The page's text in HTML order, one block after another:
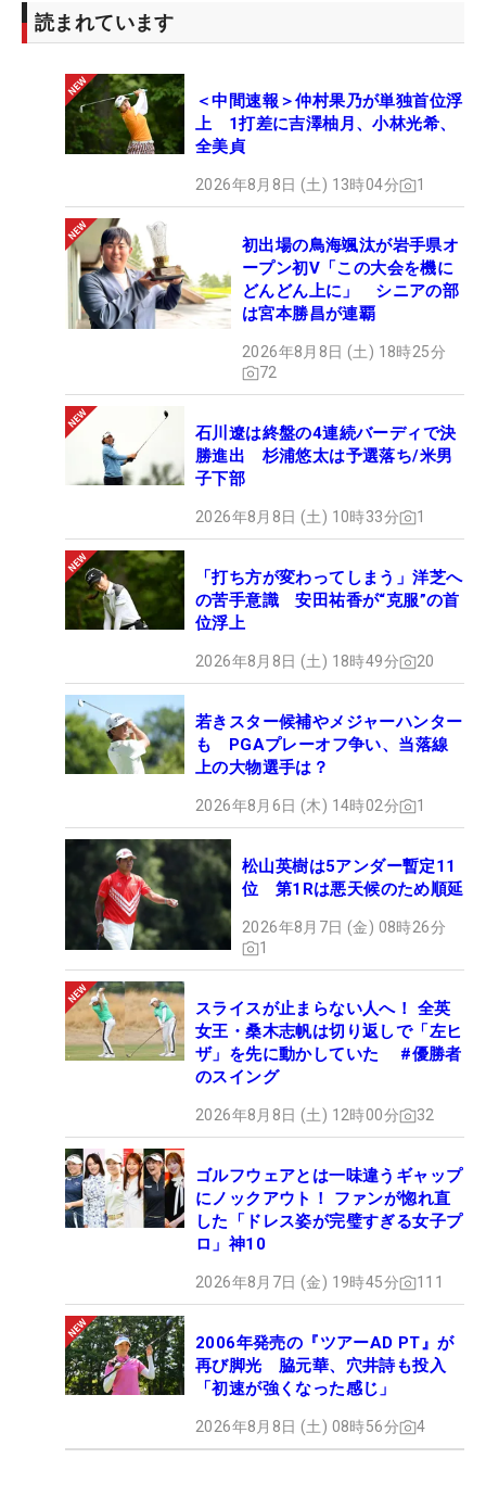
読まれています
＜中間速報＞仲村果乃が単独首位浮
上 1打差に吉澤柚月、小林光希、
全美貞
2026年8月8日 (土) 13時04分 1
初出場の鳥海颯汰が岩手県オ
ープン初V「この大会を機に
どんどん上に」 シニアの部
は宮本勝昌が連覇
2026年8月8日 (土) 18時25分
72
石川遼は終盤の4連続バーディで決
勝進出 杉浦悠太は予選落ち/米男
子下部
2026年8月8日 (土) 10時33分 1
「打ち方が変わってしまう」洋芝へ
の苦手意識 安田祐香が“克服”の首
位浮上
2026年8月8日 (土) 18時49分 20
若きスター候補やメジャーハンター
も PGAプレーオフ争い、当落線
上の大物選手は？
2026年8月6日 (木) 14時02分 1
松山英樹は5アンダー暫定11
位 第1Rは悪天候のため順延
2026年8月7日 (金) 08時26分
1
スライスが止まらない人へ！ 全英
女王・桑木志帆は切り返しで「左ヒ
ザ」を先に動かしていた #優勝者
のスイング
2026年8月8日 (土) 12時00分 32
ゴルフウェアとは一味違うギャップ
にノックアウト！ ファンが惚れ直
した「ドレス姿が完璧すぎる女子プ
ロ」神10
2026年8月7日 (金) 19時45分 111
2006年発売の『ツアーAD PT』が
再び脚光 脇元華、穴井詩も投入
「初速が強くなった感じ」
2026年8月8日 (土) 08時56分 4